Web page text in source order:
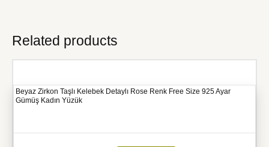
Related products
Beyaz Zirkon Taşlı Kelebek Detaylı Rose Renk Free Size 925 Ayar
Gümüş Kadın Yüzük